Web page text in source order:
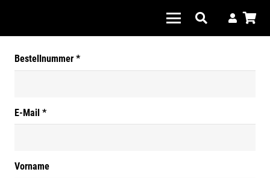
Bestellnummer *erforderlich
E-Mail *erforderlich
Vorname